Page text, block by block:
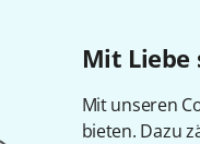
Mit
Mit unseren
bieten. Dazu